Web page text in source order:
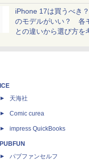
iPhone 17は買うべき
のモデルがいい？ 各
との違いから選び方を
ICE
天海社
Comic curea
impress QuickBooks
PUBFUN
パブファンセルフ